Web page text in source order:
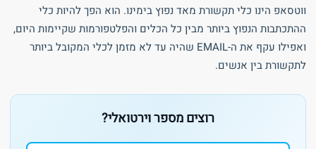
ווטסאפ הינו כלי תקשורת מאד נפוץ בימינו. הוא הפך להיות כלי
ההתכתבות הנפוץ ביותר מבין כל הכלים והפלטפורמות שקיימות היום,
ואפילו עקף את ה-EMAIL שהיה עד לא מזמן לכלי המקובל ביותר
לתקשורת בין אנשים.
רוצים מספר וירטואלי?